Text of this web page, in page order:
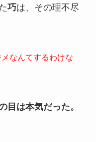
巧は、その理不尽
なんてするわけな
目は本気だった。